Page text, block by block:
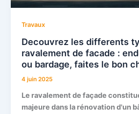
Travaux
Decouvrez les differents
ravalement de facade :
ou bardage, faites le bon
4 juin 2025
Le ravalement de façade
majeure dans la rénovation d'un